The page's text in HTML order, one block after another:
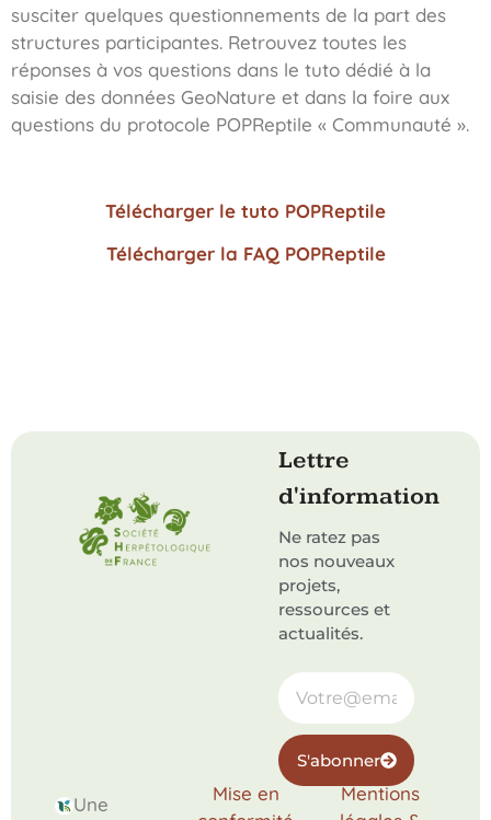
susciter quelques questionnements de la part des
structures participantes. Retrouvez toutes les
réponses à vos questions dans le tuto dédié à la
saisie des données GeoNature et dans la foire aux
questions du protocole POPReptile « Communauté ».
Télécharger le tuto POPReptile
Télécharger la FAQ POPReptile
Lettre
d'information
Ne ratez pas
nos nouveaux
projets,
ressources et
actualités.
S'abonner
Une
Mise en
Mentions